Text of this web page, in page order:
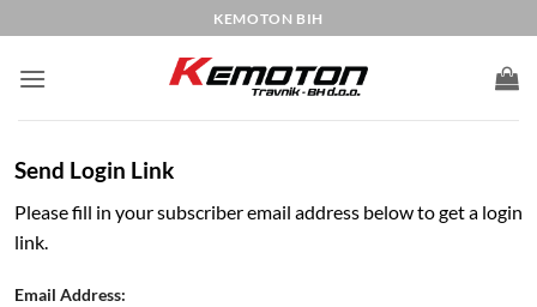
to
content
KEMOTON BIH
Send Login Link
Please fill in your subscriber email address below to get a login
link.
Email Address: